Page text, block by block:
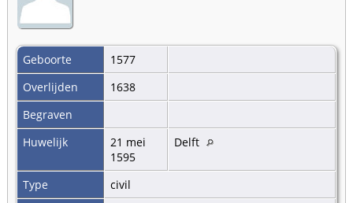
Geboorte
1577
Overlijden
1638
Begraven
Huwelijk
21 mei
1595
Delft
Type
civil